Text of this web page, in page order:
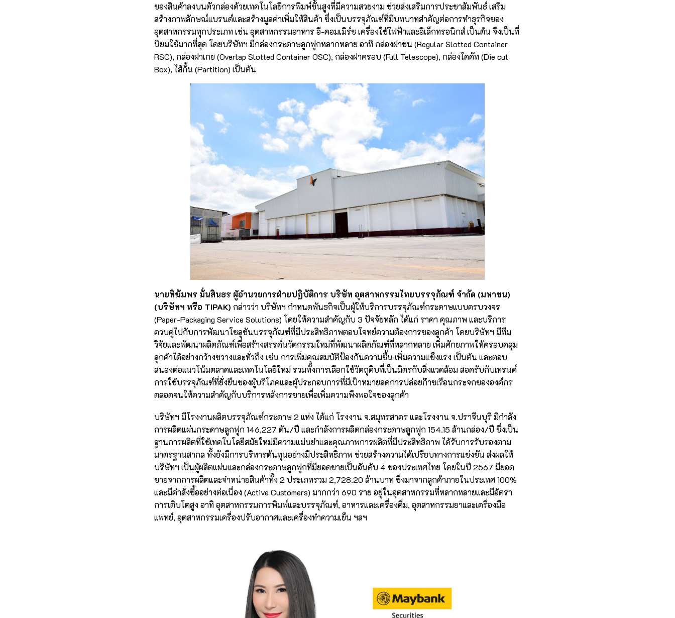
ของสินค้าลงบนตัวกล่องด้วยเทคโนโลยีการพิมพ์ขั้นสูงที่มีความสวยงาม ช่วยส่งเสริมการประชาสัมพันธ์ เสริม
สร้างภาพลักษณ์แบรนด์และสร้างมูลค่าเพิ่มให้สินค้า ซึ่งเป็นบรรจุภัณฑ์ที่มีบทบาทสำคัญต่อการทำธุรกิจของ
อุตสาหกรรมทุกประเภท เช่น อุตสาหกรรมอาหาร อี-คอมเมิร์ซ เครื่องใช้ไฟฟ้าและอิเล็กทรอนิกส์ เป็นต้น จึงเป็นที่
นิยมใช้มากที่สุด โดยบริษัทฯ มีกล่องกระดาษลูกฟูกหลากหลาย อาทิ กล่องฝาชน (Regular Slotted Container
RSC), กล่องฝาเกย (Overlap Slotted Container OSC), กล่องฝาครอบ (Full Telescope), กล่องไดคัท (Die cut
Box), ไส้กั้น (Partition) เป็นต้น
นายทิฆัมพร มั่นสินธร ผู้อำนวยการฝ่ายปฏิบัติการ บริษัท อุตสาหกรรมไทยบรรจุภัณฑ์ จำกัด (มหาชน)
(บริษัทฯ หรือ TIPAK) กล่าวว่า บริษัทฯ กำหนดพันธกิจเป็นผู้ให้บริการบรรจุภัณฑ์กระดาษแบบครบวงจร
(Paper-Packaging Service Solutions) โดยให้ความสำคัญกับ 3 ปัจจัยหลัก ได้แก่ ราคา คุณภาพ และบริการ
ควบคู่ไปกับการพัฒนาโซลูชันบรรจุภัณฑ์ที่มีประสิทธิภาพตอบโจทย์ความต้องการของลูกค้า โดยบริษัทฯ มีทีม
วิจัยและพัฒนาผลิตภัณฑ์เพื่อสร้างสรรค์นวัตกรรมใหม่ที่พัฒนาผลิตภัณฑ์ที่หลากหลาย เพิ่มศักยภาพให้ครอบคลุม
ลูกค้าได้อย่างกว้างขวางและทั่วถึง เช่น การเพิ่มคุณสมบัติป้องกันความชื้น เพิ่มความแข็งแรง เป็นต้น และตอบ
สนองต่อแนวโน้มตลาดและเทคโนโลยีใหม่ รวมทั้งการเลือกใช้วัตถุดิบที่เป็นมิตรกับสิ่งแวดล้อม สอดรับกับเทรนด์
การใช้บรรจุภัณฑ์ที่ยั่งยืนของผู้บริโภคและผู้ประกอบการที่มีเป้าหมายลดการปล่อยก๊าซเรือนกระจกขององค์กร
ตลอดจนให้ความสำคัญกับบริการหลังการขายเพื่อเพิ่มความพึงพอใจของลูกค้า
บริษัทฯ มีโรงงานผลิตบรรจุภัณฑ์กระดาษ 2 แห่ง ได้แก่ โรงงาน จ.สมุทรสาคร และโรงงาน จ.ปราจีนบุรี มีกำลัง
การผลิตแผ่นกระดาษลูกฟูก 146,227 ตัน/ปี และกำลังการผลิตกล่องกระดาษลูกฟูก 154.15 ล้านกล่อง/ปี ซึ่งเป็น
ฐานการผลิตที่ใช้เทคโนโลยีสมัยใหม่มีความแม่นยำและคุณภาพการผลิตที่มีประสิทธิภาพ ได้รับการรับรองตาม
มาตรฐานสากล ทั้งยังมีการบริหารต้นทุนอย่างมีประสิทธิภาพ ช่วยสร้างความได้เปรียบทางการแข่งขัน ส่งผลให้
บริษัทฯ เป็นผู้ผลิตแผ่นและกล่องกระดาษลูกฟูกที่มียอดขายเป็นอันดับ 4 ของประเทศไทย โดยในปี 2567 มียอด
ขายจากการผลิตและจำหน่ายสินค้าทั้ง 2 ประเภทรวม 2,728.20 ล้านบาท ซึ่งมาจากลูกค้าภายในประเทศ 100%
และมีคำสั่งซื้ออย่างต่อเนื่อง (Active Customers) มากกว่า 690 ราย อยู่ในอุตสาหกรรมที่หลากหลายและมีอัตรา
การเติบโตสูง อาทิ อุตสาหกรรมการพิมพ์และบรรจุภัณฑ์, อาหารและเครื่องดื่ม, อุตสาหกรรมยาและเครื่องมือ
แพทย์, อุตสาหกรรมเครื่องปรับอากาศและเครื่องทำความเย็น ฯลฯ